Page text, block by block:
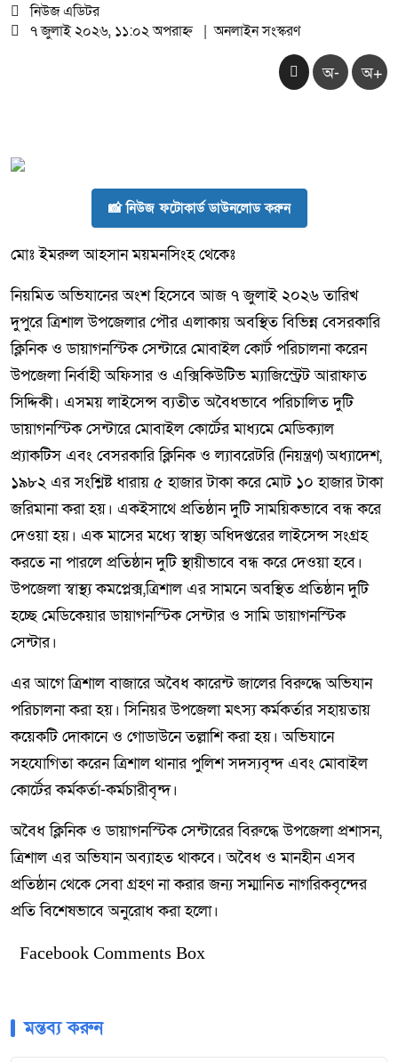
নিউজ এডিটর
৭ জুলাই ২০২৬, ১১:০২ অপরাহ্ন | অনলাইন সংস্করণ
অ- অ+
📸 নিউজ ফটোকার্ড ডাউনলোড করুন
মোঃ ইমরুল আহসান ময়মনসিংহ থেকেঃ
নিয়মিত অভিযানের অংশ হিসেবে আজ ৭ জুলাই ২০২৬ তারিখ
দুপুরে ত্রিশাল উপজেলার পৌর এলাকায় অবস্থিত বিভিন্ন বেসরকারি
ক্লিনিক ও ডায়াগনস্টিক সেন্টারে মোবাইল কোর্ট পরিচালনা করেন
উপজেলা নির্বাহী অফিসার ও এক্সিকিউটিভ ম্যাজিস্ট্রেট আরাফাত
সিদ্দিকী। এসময় লাইসেন্স ব্যতীত অবৈধভাবে পরিচালিত দুটি
ডায়াগনস্টিক সেন্টারে মোবাইল কোর্টের মাধ্যমে মেডিক্যাল
প্র্যাকটিস এবং বেসরকারি ক্লিনিক ও ল্যাবরেটরি (নিয়ন্ত্রণ) অধ্যাদেশ,
১৯৮২ এর সংশ্লিষ্ট ধারায় ৫ হাজার টাকা করে মোট ১০ হাজার টাকা
জরিমানা করা হয়। একইসাথে প্রতিষ্ঠান দুটি সাময়িকভাবে বন্ধ করে
দেওয়া হয়। এক মাসের মধ্যে স্বাস্থ্য অধিদপ্তরের লাইসেন্স সংগ্রহ
করতে না পারলে প্রতিষ্ঠান দুটি স্থায়ীভাবে বন্ধ করে দেওয়া হবে।
উপজেলা স্বাস্থ্য কমপ্লেক্স,ত্রিশাল এর সামনে অবস্থিত প্রতিষ্ঠান দুটি
হচ্ছে মেডিকেয়ার ডায়াগনস্টিক সেন্টার ও সামি ডায়াগনস্টিক
সেন্টার।
এর আগে ত্রিশাল বাজারে অবৈধ কারেন্ট জালের বিরুদ্ধে অভিযান
পরিচালনা করা হয়। সিনিয়র উপজেলা মৎস্য কর্মকর্তার সহায়তায়
কয়েকটি দোকানে ও গোডাউনে তল্লাশি করা হয়। অভিযানে
সহযোগিতা করেন ত্রিশাল থানার পুলিশ সদস্যবৃন্দ এবং মোবাইল
কোর্টের কর্মকর্তা-কর্মচারীবৃন্দ।
অবৈধ ক্লিনিক ও ডায়াগনস্টিক সেন্টারের বিরুদ্ধে উপজেলা প্রশাসন,
ত্রিশাল এর অভিযান অব্যাহত থাকবে। অবৈধ ও মানহীন এসব
প্রতিষ্ঠান থেকে সেবা গ্রহণ না করার জন্য সম্মানিত নাগরিকবৃন্দের
প্রতি বিশেষভাবে অনুরোধ করা হলো।
Facebook Comments Box
মন্তব্য করুন